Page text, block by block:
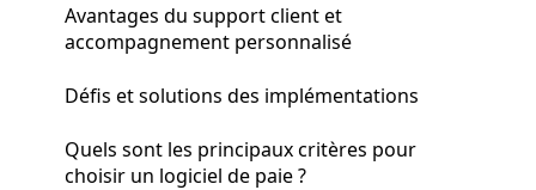
Avantages du support client et
accompagnement personnalisé
Défis et solutions des implémentations
Quels sont les principaux critères pour
choisir un logiciel de paie ?